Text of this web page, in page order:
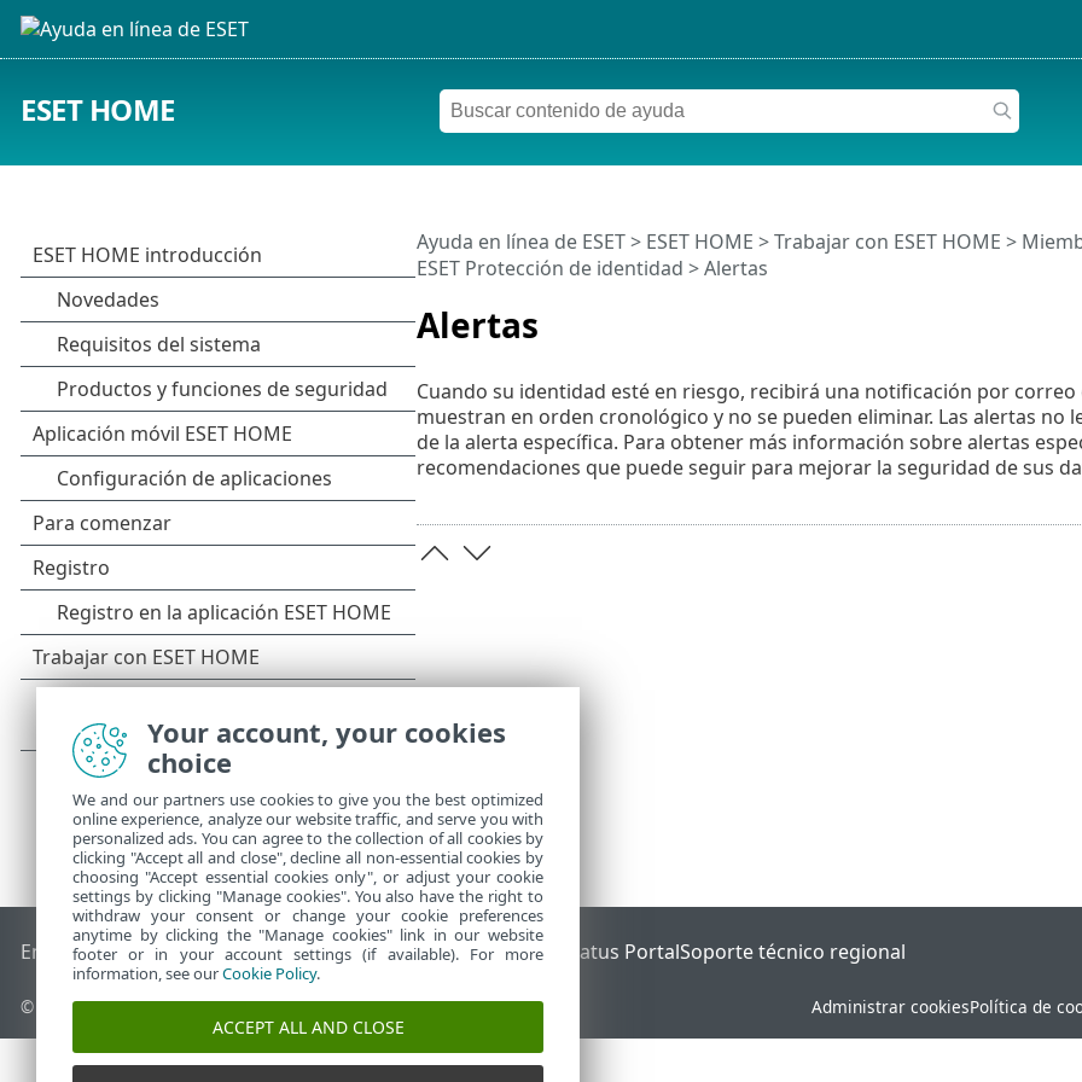
ESET HOME
Alertas
Ayuda en línea de ESET> ESET HOME >Trabajar con ESET HOME >
ESET Protección de identidad > Alertas
Cuando su identidad esté en riesgo, recibirá una notificación por
muestran en orden cronológico y no se pueden eliminar. Las alertas
de la alerta específica. Para obtener más información sobre alertas
recomendaciones que puede seguir para mejorar la seguridad de sus
End of Life Base de conocimiento de ESETForo de ESETESET Status PortalSoporte técnico regional
© 1992 - 2026 ESET, spol. s r.o. Todos los derechos reservados. Administrar cookiesPolítica de
Your account, your cookies
choice
We and our partners use cookies to give you the best optimized
online experience, analyze our website traffic, and serve you with
personalized ads. You can agree to the collection of all cookies by
clicking "Accept all and close", decline all non-essential cookies by
choosing "Accept essential cookies only", or adjust your cookie
settings by clicking "Manage cookies". You also have the right to
withdraw your consent or change your cookie preferences
anytime by clicking the "Manage cookies" link in our website
footer or in your account settings (if available). For more
information, see ourCookie Policy.
ACCEPT ALL AND CLOSE